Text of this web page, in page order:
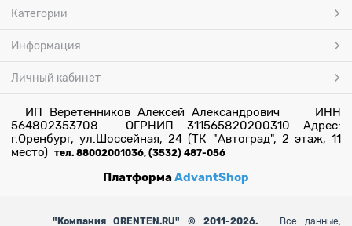
Категории
Информация
Личный кабинет
ИП Веретенников Алексей Александрович ИНН
564802353708 ОГРНИП 311565820200310 Адрес:
г.Оренбург, ул.Шоссейная, 24 (ТК "Автоград", 2 этаж, 11
место) тел. 88002001036, (3532) 487-056
ПлатформаAdvantShop
" Компания ORENTEN.RU" © 2011-2026. Все данные,